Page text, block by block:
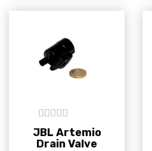
5out of 5
JBL Artemio
Drain Valve